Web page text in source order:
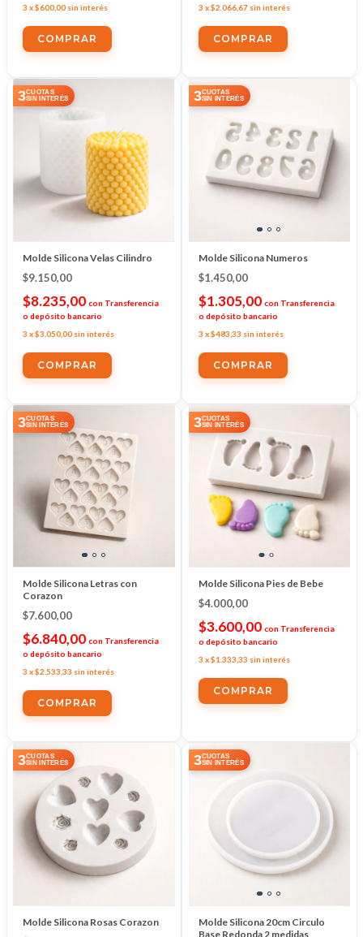
3 x$600,00 sin interés
3 x$2.066,67 sin interés
3CUOTAS
SIN INTERÉS
Molde Silicona Velas Cilindro
$9.150,00
$8.235,00 con Transferencia
o depósito bancario
3 x$3.050,00 sin interés
3CUOTAS
SIN INTERÉS
Molde Silicona Numeros
$1.450,00
$1.305,00 con Transferencia
o depósito bancario
3 x$483,33 sin interés
3CUOTAS
SIN INTERÉS
Molde Silicona Letras con
Corazon
$7.600,00
$6.840,00 con Transferencia
o depósito bancario
3 x$2.533,33 sin interés
3CUOTAS
SIN INTERÉS
Molde Silicona Pies de Bebe
$4.000,00
$3.600,00 con Transferencia
o depósito bancario
3 x$1.333,33 sin interés
3CUOTAS
SIN INTERÉS
Molde Silicona Rosas Corazon
3CUOTAS
SIN INTERÉS
Molde Silicona 20cm Circulo
Base Redonda 2 medidas